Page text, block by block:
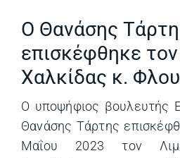
Ο Θανάσης
επισκέφθηκε
Χαλκίδας κ.
Ο υποψήφιος βουλευτής
Θανάσης Τάρτης
Μαΐου 2023 τον